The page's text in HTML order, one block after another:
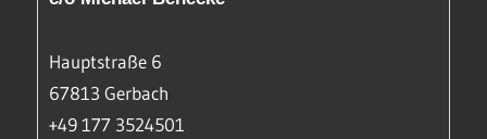
Hauptstraße 6
67813 Gerbach
+49 177 3524501